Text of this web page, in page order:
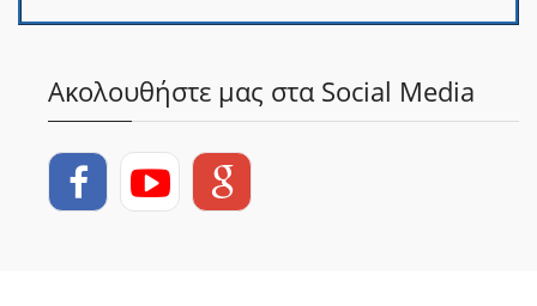
Ακολουθήστε μας στα Social Media